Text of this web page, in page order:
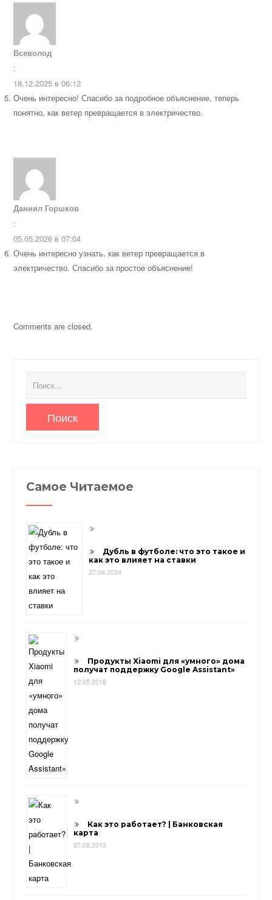
Всеволод
:
18.12.2025 в 06:12
Очень интересно! Спасибо за подробное объяснение, теперь
понятно, как ветер превращается в электричество.
Даниил Горшков
:
05.05.2026 в 07:04
Очень интересно узнать, как ветер превращается в
электричество. Спасибо за простое объяснение!
Comments are closed.
Самое Читаемое
Дубль в футболе: что это такое и
как это влияет на ставки
27.04.2024
Продукты Xiaomi для «умного» дома
получат поддержку Google Assistant»
12.05.2018
Как это работает? | Банковская
карта
27.08.2013